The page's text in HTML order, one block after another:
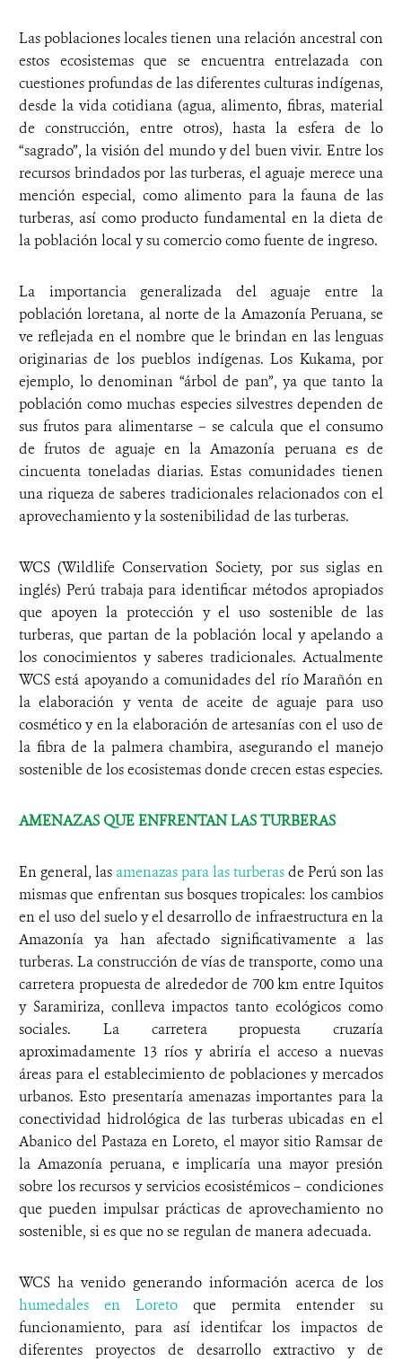
Las poblaciones locales tienen una relación ancestral con
estos ecosistemas que se encuentra entrelazada con
cuestiones profundas de las diferentes culturas indígenas,
desde la vida cotidiana (agua, alimento, fibras, material
de construcción, entre otros), hasta la esfera de lo
“sagrado”, la visión del mundo y del buen vivir. Entre los
recursos brindados por las turberas, el aguaje merece una
mención especial, como alimento para la fauna de las
turberas, así como producto fundamental en la dieta de
la población local y su comercio como fuente de ingreso.
La importancia generalizada del aguaje entre la
población loretana, al norte de la Amazonía Peruana, se
ve reflejada en el nombre que le brindan en las lenguas
originarias de los pueblos indígenas. Los Kukama, por
ejemplo, lo denominan “árbol de pan”, ya que tanto la
población como muchas especies silvestres dependen de
sus frutos para alimentarse – se calcula que el consumo
de frutos de aguaje en la Amazonía peruana es de
cincuenta toneladas diarias. Estas comunidades tienen
una riqueza de saberes tradicionales relacionados con el
aprovechamiento y la sostenibilidad de las turberas.
WCS (Wildlife Conservation Society, por sus siglas en
inglés) Perú trabaja para identificar métodos apropiados
que apoyen la protección y el uso sostenible de las
turberas, que partan de la población local y apelando a
los conocimientos y saberes tradicionales. Actualmente
WCS está apoyando a comunidades del río Marañón en
la elaboración y venta de aceite de aguaje para uso
cosmético y en la elaboración de artesanías con el uso de
la fibra de la palmera chambira, asegurando el manejo
sostenible de los ecosistemas donde crecen estas especies.
AMENAZAS QUE ENFRENTAN LAS TURBERAS
En general, las amenazas para las turberasde Perú son las
mismas que enfrentan sus bosques tropicales: los cambios
en el uso del suelo y el desarrollo de infraestructura en la
Amazonía ya han afectado significativamente a las
turberas. La construcción de vías de transporte, como una
carretera propuesta de alrededor de 700 km entre Iquitos
y Saramiriza, conlleva impactos tanto ecológicos como
sociales. La carretera propuesta cruzaría
aproximadamente 13 ríos y abriría el acceso a nuevas
áreas para el establecimiento de poblaciones y mercados
urbanos. Esto presentaría amenazas importantes para la
conectividad hidrológica de las turberas ubicadas en el
Abanico del Pastaza en Loreto, el mayor sitio Ramsar de
la Amazonía peruana, e implicaría una mayor presión
sobre los recursos y servicios ecosistémicos – condiciones
que pueden impulsar prácticas de aprovechamiento no
sostenible, si es que no se regulan de manera adecuada.
WCS ha venido generando información acerca de los
humedales en Loreto que permita entender su
funcionamiento, para así identifcar los impactos de
diferentes proyectos de desarrollo extractivo y de